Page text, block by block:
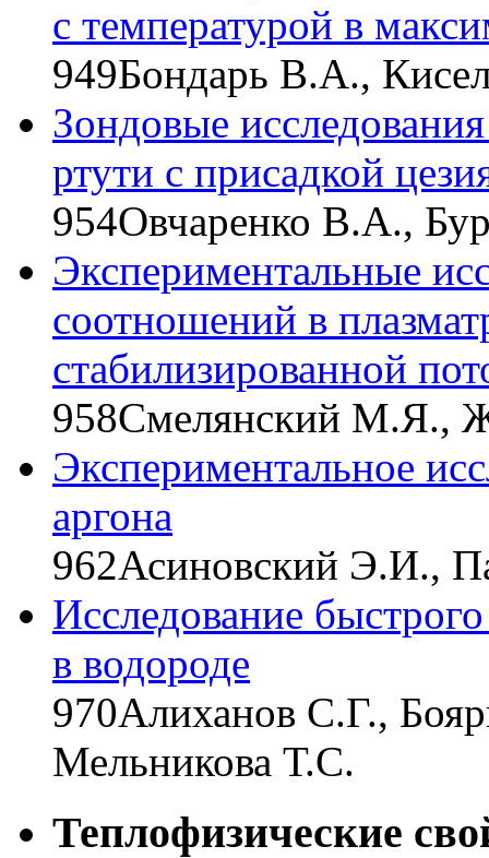
с температурой в
949Бондарь В.А.,
Зондовые
ртути с присадкой
954Овчаренко В.А.,
Экспериментальные
соотношений в
стабилизированной
958Смелянский М.Я.,
Экспериментальное
аргона
962Асиновский Э.И.,
Исследование
в водороде
970Алиханов С.Г.,
Мельникова Т.С.
Теплофизические